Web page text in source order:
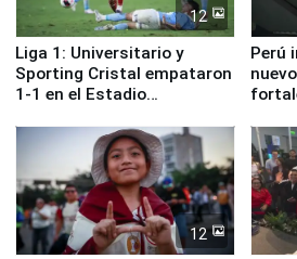
12
Liga 1: Universitario y
Sporting Cristal empataron
1-1 en el Estadio
Perú
12